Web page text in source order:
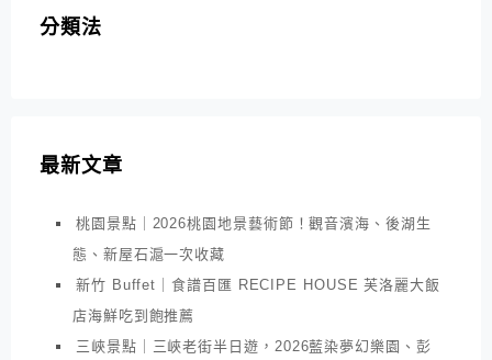
分類法
最新文章
桃園景點｜2026桃園地景藝術節！觀音濱海、後湖生
態、新屋石滬一次收藏
新竹 Buffet｜食譜百匯 RECIPE HOUSE 芙洛麗大飯
店海鮮吃到飽推薦
三峽景點｜三峽老街半日遊，2026藍染夢幻樂園、彭